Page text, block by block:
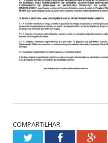
COMPARTILHAR:
TwitterFacebook